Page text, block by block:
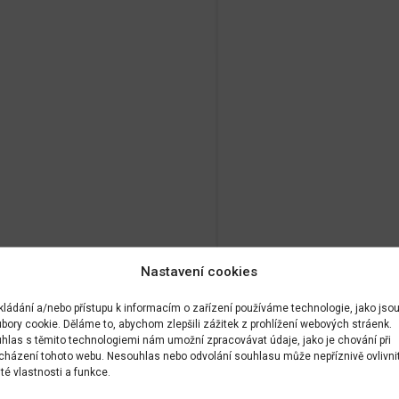
Nastavení cookies
a/nebo přístupu k informacím o zařízení používáme technologie, jako jsou
cookie. Děláme to, abychom zlepšili zážitek z prohlížení webových stráenk.
s těmito technologiemi nám umožní zpracovávat údaje, jako je chování při
tohoto webu. Nesouhlas nebo odvolání souhlasu může nepříznivě
vlastnosti a funkce.